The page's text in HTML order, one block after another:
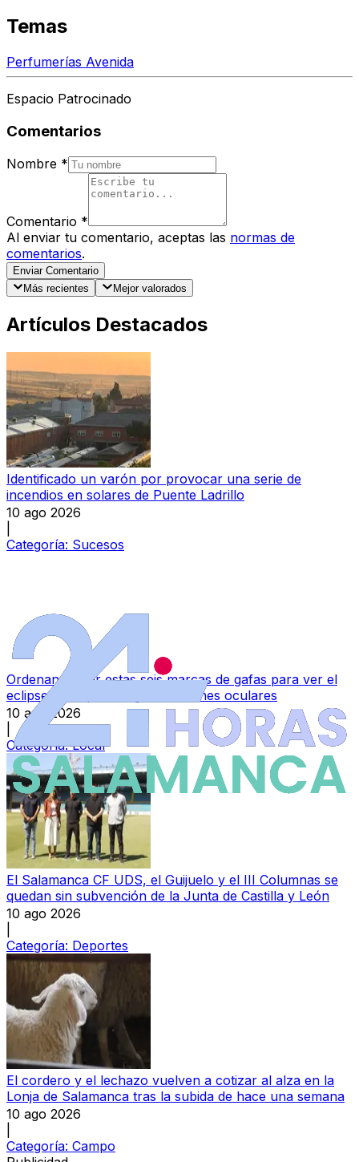
Temas
Perfumerías Avenida
Espacio Patrocinado
Comentarios
Nombre *
Comentario *
Al enviar tu comentario, aceptas las normas de
comentarios.
Enviar Comentario
Más recientes
Mejor valorados
Artículos Destacados
Identificado un varón por provocar una serie de
incendios en solares de Puente Ladrillo
10 ago 2026
Categoría: Sucesos
Ordenan retirar estas seis marcas de gafas para ver el
eclipse solar por riesgo de lesiones oculares
10 ago 2026
Categoría:Local
El Salamanca CF UDS, el Guijuelo y el III Columnas se
quedan sin subvención de la Junta de Castilla y León
10 ago 2026
Categoría: Deportes
El cordero y el lechazo vuelven a cotizar al alza en la
Lonja de Salamanca tras la subida de hace una semana
10 ago 2026
Categoría: Campo